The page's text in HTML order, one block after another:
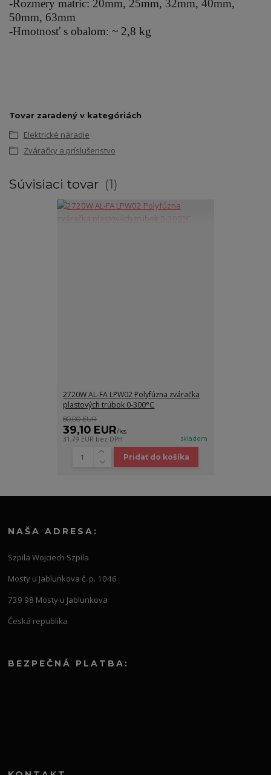
-Rozmery matríc: 20mm, 25mm, 32mm, 40mm,
50mm, 63mm
-Hmotnosť s obalom: ~ 2,8 kg
Tovar zaradený v kategóriách
Elektrické náradie
Zváračky a príslušenstvo
Súvisiaci tovar 1
2720W AL-FA LPW02 Polyfúzna zváračka
plastových trúbok 0-300°C
80,00 EUR
39,10 EUR/ks
31,79 EUR bez DPH skladom
Pridať do košíka
NAŠA ADRESA:
Szpila Wojciech Szpila
Mosty u Jablunkova č. p. 1046
739 98 Mosty u Jablunkova
Česká republika
BEZPEČNÁ PLATBA: